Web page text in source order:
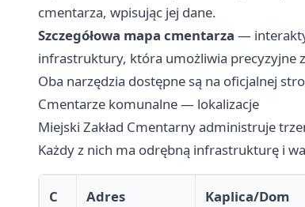
cmentarza, wpisując jej dane.
Szczegółowa mapa cmentarza —
infrastruktury, która umożliwia precyzyjne
Oba narzędzia dostępne są na oficjalnej
Cmentarze komunalne — lokalizacje
Miejski Zakład Cmentarny administruje
Każdy z nich ma odrębną infrastrukturę i
C
Adres
Kaplica/Dom